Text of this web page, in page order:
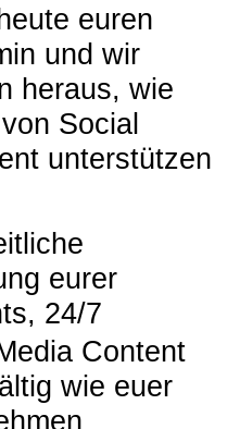
euren
und wir
heraus, wie
Social
unterstützen
eurer
24/7
Content
wie euer